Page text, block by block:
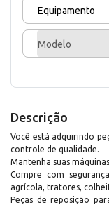
Equipamento
Modelo
Descrição
Você está adquirindo
controle de qualidade.
Mantenha suas
Compre com
agrícola, tratores,
Peças de reposição